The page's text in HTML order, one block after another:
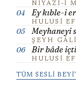
NIYÂZÎ-I
04 Ey kıble-i
HULUSI
05 Meyhaneyi
ŞEYH
06 Bir bâde
HULUSI
TÜM SESLI